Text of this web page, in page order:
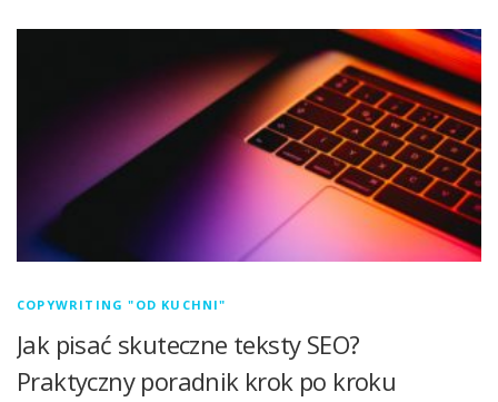
COPYWRITING "OD KUCHNI"
Jak pisać skuteczne teksty SEO?
Praktyczny poradnik krok po kroku